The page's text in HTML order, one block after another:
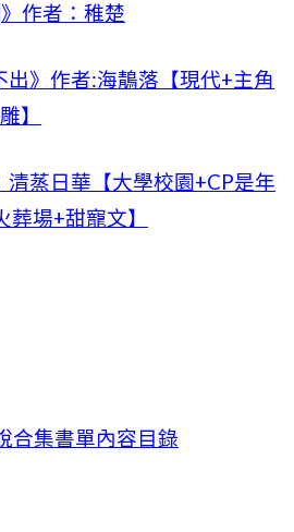
作者：稚楚
出》作者:海鶄落【現代+主角
】
清蒸日華【大學校園+CP是年
場+甜寵文】
合集書單內容目錄